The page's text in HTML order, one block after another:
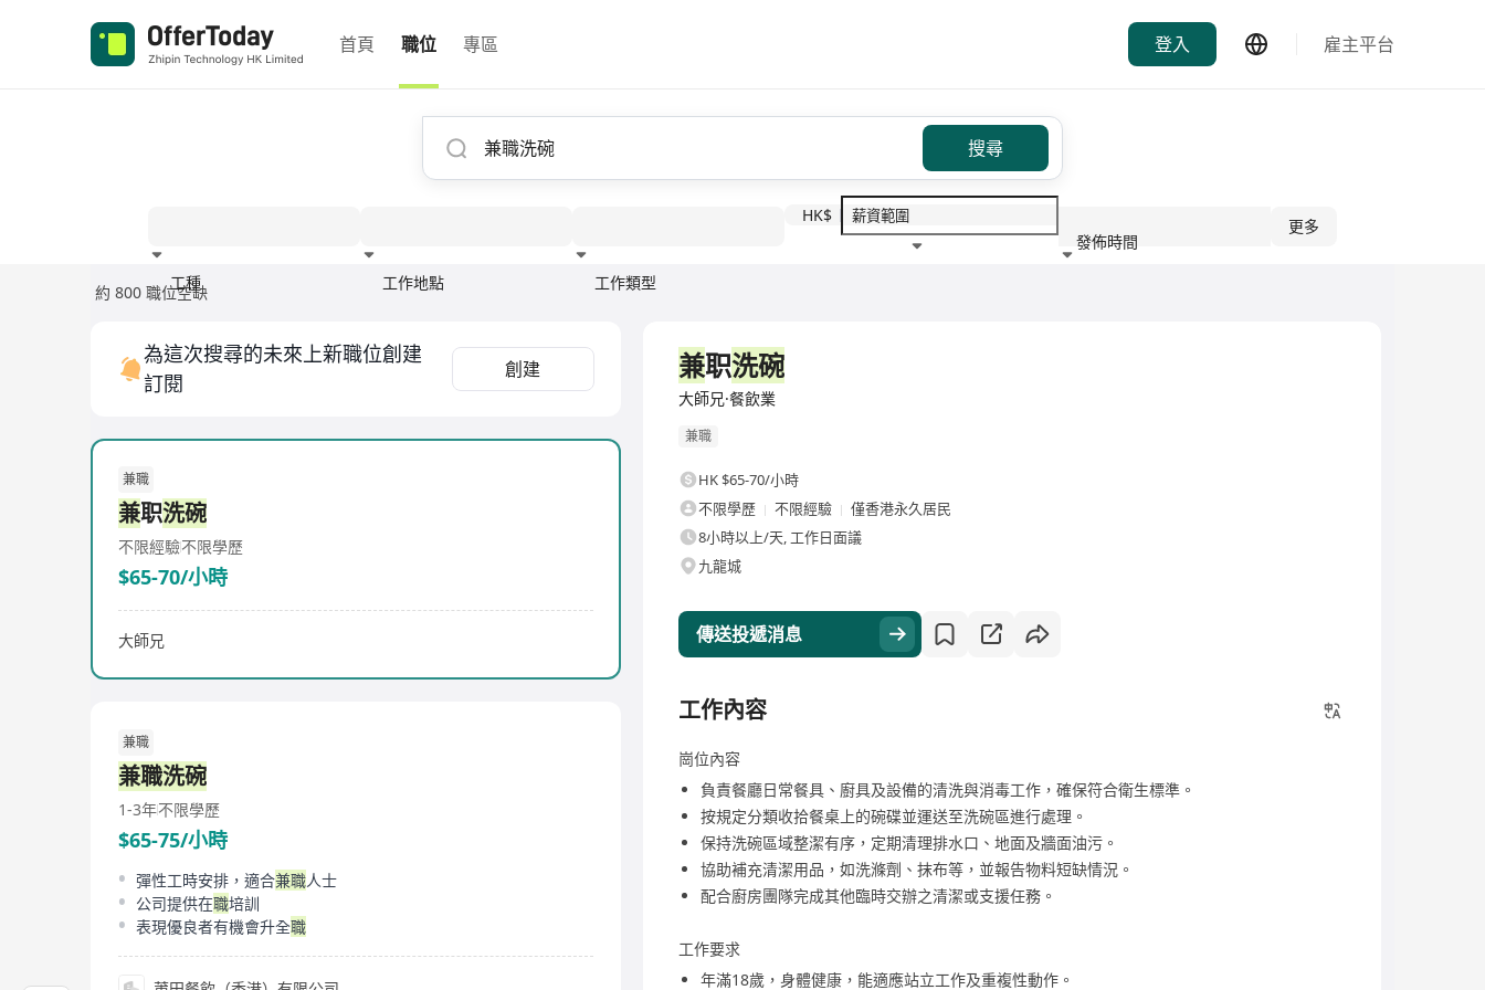
首頁 職位 專區 登入 雇主平台
搜尋
工種 工作地點 工作類型
HK$
發佈時間
更多
約 800 職位空缺
為這次搜尋的未來上新職位創建
訂閱
創建
兼職
兼职洗碗
不限經驗不限學歷
$65-70/小時
大師兄
兼職
兼職洗碗
1-3年不限學歷
$65-75/小時
彈性工時安排，適合兼職人士
公司提供在職培訓
表現優良者有機會升全職
兼职洗碗
大師兄·餐飲業
兼職
HK $65-70/小時
不限學歷
不限經驗
僅香港永久居民
8小時以上/天, 工作日面議
九龍城
傳送投遞消息
工作內容
崗位內容
負責餐廳日常餐具、廚具及設備的清洗與消毒工作，確保符合衛生標準。
按規定分類收拾餐桌上的碗碟並運送至洗碗區進行處理。
保持洗碗區域整潔有序，定期清理排水口、地面及牆面油污。
協助補充清潔用品，如洗滌劑、抹布等，並報告物料短缺情況。
配合廚房團隊完成其他臨時交辦之清潔或支援任務。
工作要求
年滿18歲，身體健康，能適應站立工作及重複性動作。